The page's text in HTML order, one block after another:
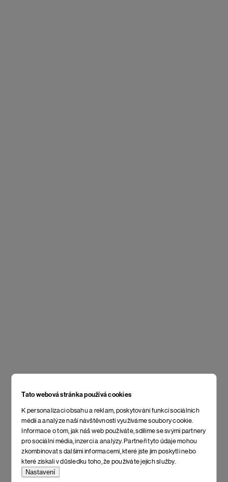
Tato webová stránka používá cookies
K personalizaci obsahu a reklam, poskytování funkcí sociálních
médií a analýze naší návštěvnosti využíváme soubory cookie.
Informace o tom, jak náš web používáte, sdílíme se svými partnery
pro sociální média, inzerci a analýzy. Partneři tyto údaje mohou
zkombinovat s dalšími informacemi, které jste jim poskytli nebo
které získali v důsledku toho, že používáte jejich služby.
Nastavení